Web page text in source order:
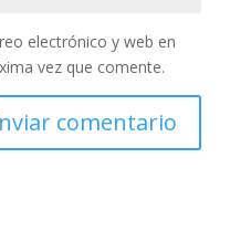
electrónico y web en
vez que comente.